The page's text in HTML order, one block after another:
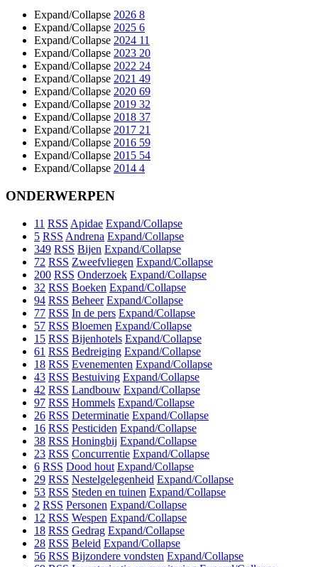
Expand/Collapse 2026 8
Expand/Collapse 2025 6
Expand/Collapse 2024 11
Expand/Collapse 2023 20
Expand/Collapse 2022 24
Expand/Collapse 2021 49
Expand/Collapse 2020 69
Expand/Collapse 2019 32
Expand/Collapse 2018 37
Expand/Collapse 2017 21
Expand/Collapse 2016 59
Expand/Collapse 2015 54
Expand/Collapse 2014 4
ONDERWERPEN
11 RSS Apidae Expand/Collapse
5 RSS Andrena Expand/Collapse
349 RSS Bijen Expand/Collapse
72 RSS Zweefvliegen Expand/Collapse
200 RSS Onderzoek Expand/Collapse
32 RSS Boeken Expand/Collapse
94 RSS Beheer Expand/Collapse
77 RSS In de pers Expand/Collapse
57 RSS Bloemen Expand/Collapse
15 RSS Bijenhotels Expand/Collapse
61 RSS Bedreiging Expand/Collapse
18 RSS Evenementen Expand/Collapse
43 RSS Bestuiving Expand/Collapse
42 RSS Landbouw Expand/Collapse
97 RSS Hommels Expand/Collapse
26 RSS Determinatie Expand/Collapse
16 RSS Pesticiden Expand/Collapse
38 RSS Honingbij Expand/Collapse
23 RSS Concurrentie Expand/Collapse
6 RSS Dood hout Expand/Collapse
29 RSS Nestelgelegenheid Expand/Collapse
53 RSS Steden en tuinen Expand/Collapse
2 RSS Personen Expand/Collapse
12 RSS Wespen Expand/Collapse
18 RSS Gedrag Expand/Collapse
28 RSS Beleid Expand/Collapse
56 RSS Bijzondere vondsten Expand/Collapse